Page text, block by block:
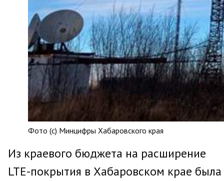
Фото (с) Минцифры Хабаровского края
Из краевого бюджета на расширение
LTE-покрытия в Хабаровском крае была